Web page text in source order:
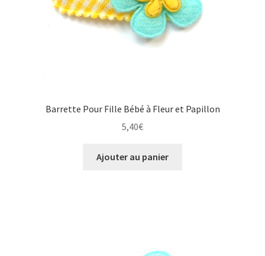
Barrette Pour Fille Bébé à Fleur et Papillon
5,40€
Ajouter au panier